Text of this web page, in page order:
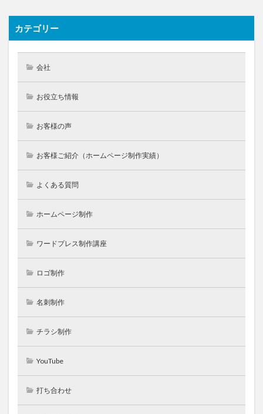
カテゴリー
会社
お役立ち情報
お客様の声
お客様ご紹介（ホームページ制作実績）
よくある質問
ホームページ制作
ワードプレス制作講座
ロゴ制作
名刺制作
チラシ制作
YouTube
打ち合わせ